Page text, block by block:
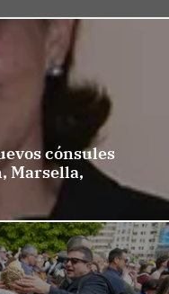
cónsules
Marsella,